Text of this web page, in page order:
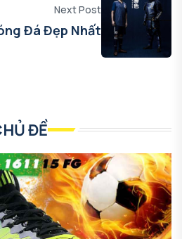
Next Post
Đá Đẹp Nhất
ĐỀ